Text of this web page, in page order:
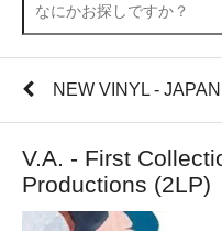
NEW VINYL -
V.A. - First
Productions (2LP)